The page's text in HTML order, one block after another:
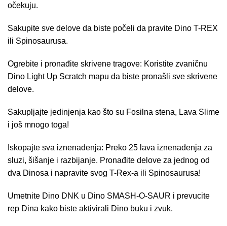
očekuju.
Sakupite sve delove da biste počeli da pravite Dino T-REX
ili Spinosaurusa.
Ogrebite i pronađite skrivene tragove: Koristite zvaničnu
Dino Light Up Scratch mapu da biste pronašli sve skrivene
delove.
Sakupljajte jedinjenja kao što su Fosilna stena, Lava Slime
i još mnogo toga!
Iskopajte sva iznenađenja: Preko 25 lava iznenađenja za
sluzi, šišanje i razbijanje. Pronađite delove za jednog od
dva Dinosa i napravite svog T-Rex-a ili Spinosaurusa!
Umetnite Dino DNK u Dino SMASH-O-SAUR i prevucite
rep Dina kako biste aktivirali Dino buku i zvuk.